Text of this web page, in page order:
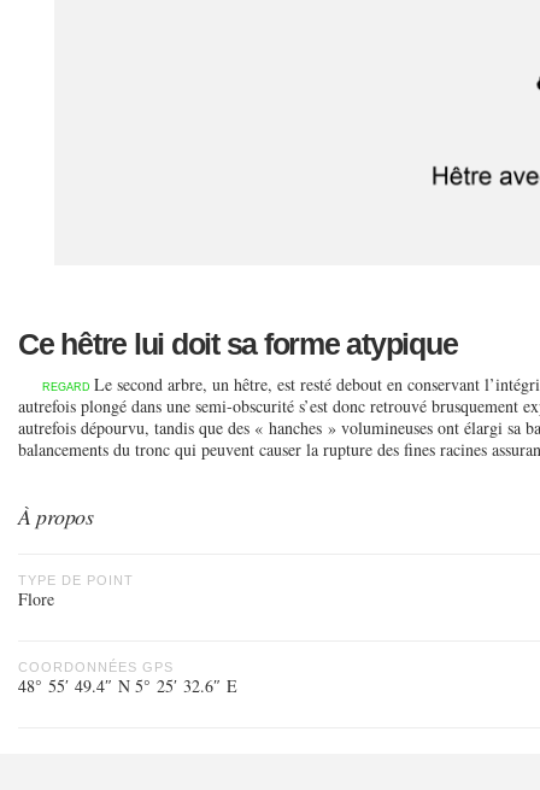
Ce hêtre lui doit sa forme atypique
REGARD Le second arbre, un hêtre, est resté debout en conservant
autrefois plongé dans une semi-obscurité s’est donc retrouvé
autrefois dépourvu, tandis que des « hanches » volumineuses ont élargi sa
balancements du tronc qui peuvent causer la rupture des fines racines
À propos
TYPE DE POINT
Flore
COORDONNÉES GPS
48° 55′ 49.4″ N 5° 25′ 32.6″ E